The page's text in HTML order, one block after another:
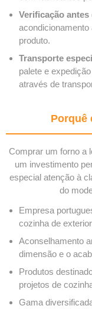
Verificação antes
produto.
Transporte
palete e
através de
Porquê
Comprar um forno a
um investimento
especial atenção à
do
Empresa
cozinha de
Aconselhamento
dimensão e o
Produtos
projetos de
Gama